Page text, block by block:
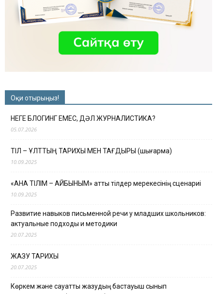
Оқи отырыңыз!
НЕГЕ БЛОГИНГ ЕМЕС, ДӘЛ ЖУРНАЛИСТИКА?
05.07.2026
ТІЛ – ҰЛТТЫҢ ТАРИХЫ МЕН ТАҒДЫРЫ (шығарма)
10.09.2025
«АНА ТІЛІМ – АЙБЫНЫМ» атты тілдер мерекесінің сценариі
10.09.2025
Развитие навыков письменной речи у младших школьников:
актуальные подходы и методики
20.07.2025
ЖАЗУ ТАРИХЫ
20.07.2025
Көркем және сауатты жазудың бастауыш сынып